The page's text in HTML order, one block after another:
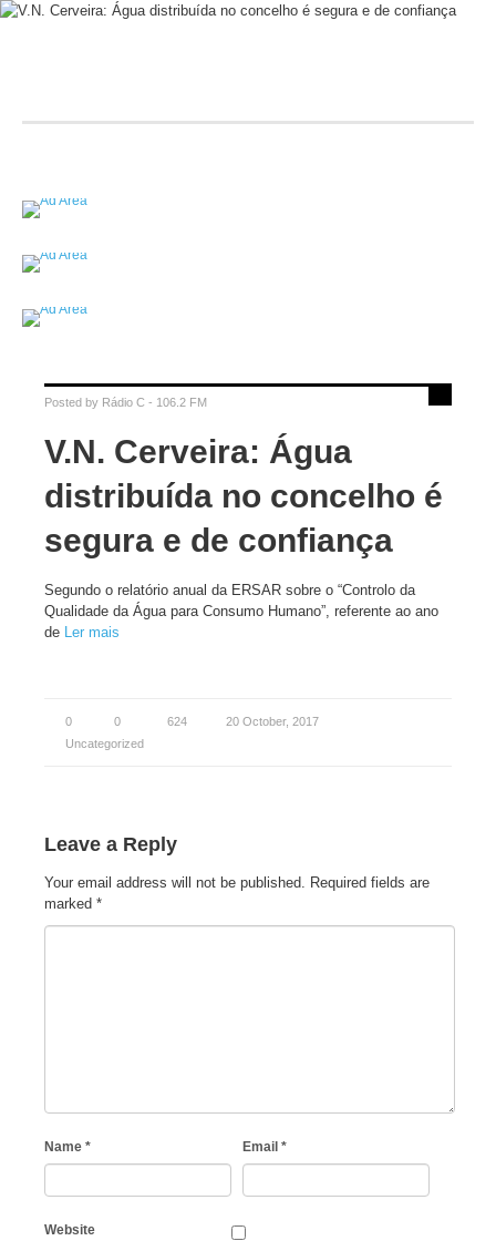
Posted by Rádio C - 106.2 FM
V.N. Cerveira: Água
distribuída no concelho é
segura e de confiança
Segundo o relatório anual da ERSAR sobre o “Controlo da
Qualidade da Água para Consumo Humano”, referente ao ano
de Ler mais
0 0 624
20 October, 2017
Uncategorized
Leave a Reply
Your email address will not be published. Required fields are
marked *
Name * Email *
Website